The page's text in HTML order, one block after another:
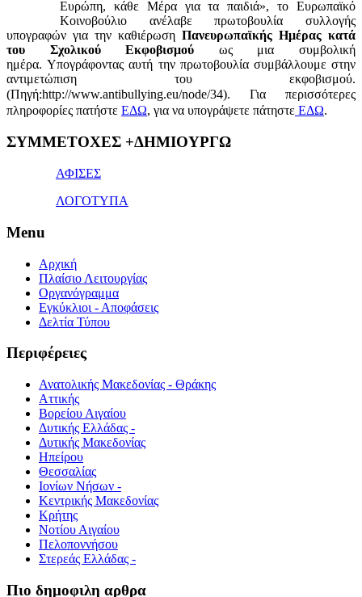
Ευρώπη, κάθε Μέρα για τα παιδιά», το Ευρωπαϊκό
Κοινοβούλιο ανέλαβε πρωτοβουλία συλλογής
υπογραφών για την καθιέρωση Πανευρωπαϊκής Ημέρας κατά
του Σχολικού Εκφοβισμού ως μια συμβολική
ημέρα. Υπογράφοντας αυτή την πρωτοβουλία συμβάλλουμε στην
αντιμετώπιση του εκφοβισμού.
(Πηγή:http://www.antibullying.eu/node/34). Για περισσότερες
πληροφορίες πατήστε ΕΔΩ, για να υπογράψετε πάτηστε ΕΔΩ.
1x
ΣΥΜΜΕΤΟΧΕΣ +ΔΗΜΙΟΥΡΓΩ
ΑΦΙΣΕΣ
ΛΟΓΟΤΥΠΑ
Menu
Αρχική
Πλαίσιο Λειτουργίας
Οργανόγραμμα
Εγκύκλιοι - Αποφάσεις
Δελτία Τύπου
Περιφέρειες
Ανατολικής Μακεδονίας - Θράκης
Αττικής
Βορείου Αιγαίου
Δυτικής Ελλάδας -
Δυτικής Μακεδονίας
Ηπείρου
Θεσσαλίας
Ιονίων Νήσων -
Κεντρικής Μακεδονίας
Κρήτης
Νοτίου Αιγαίου
Πελοποννήσου
Στερεάς Ελλάδας -
Πιο δημοφιλη αρθρα